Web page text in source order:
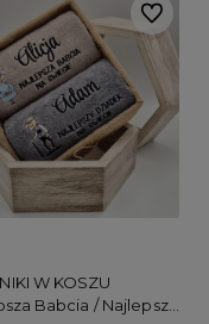
W KOSZU
Babcia / Najlepszy
Do